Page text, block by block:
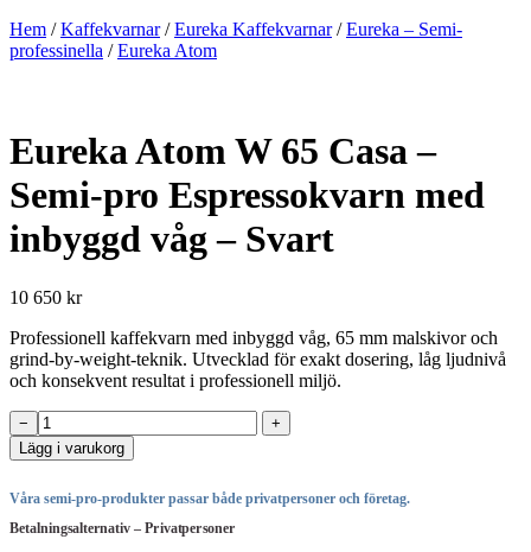
Hem /Kaffekvarnar/Eureka Kaffekvarnar/Eureka – Semi-
professinella /Eureka Atom
Eureka Atom W 65 Casa –
Semi-pro Espressokvarn med
inbyggd våg – Svart
10 650 kr
Professionell kaffekvarn med inbyggd våg, 65 mm malskivor och
grind-by-weight-teknik. Utvecklad för exakt dosering, låg ljudnivå
och konsekvent resultat i professionell miljö.
Eureka
Atom
W
Casa
–
−
+
Lägg i varukorg
Våra semi-pro-produkter passar både privatpersoner och företag.
Betalningsalternativ – Privatpersoner